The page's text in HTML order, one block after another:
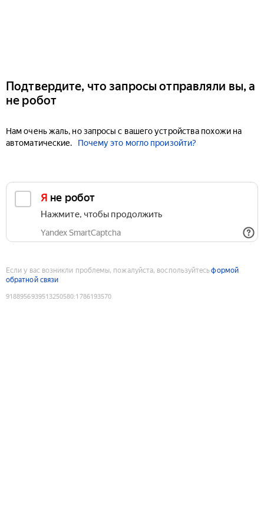
Подтвердите, что запросы отправляли вы, а
не робот
Нам очень жаль, но запросы с вашего устройства похожи на
автоматические.
Почему это могло произойти?
Я не робот
Нажмите, чтобы продолжить
Yandex SmartCaptcha
Если у вас возникли проблемы, пожалуйста, воспользуйтесьформой
обратной связи
9188956939513250580:1786193570